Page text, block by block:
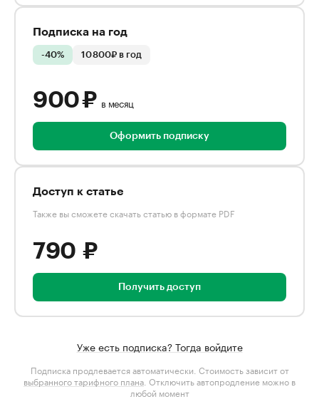
Подписка на год
-40% 10 800₽ в год
900 ₽ в месяц
Оформить подписку
Доступ к статье
Также вы сможете скачать статью в формате PDF
790 ₽
Получить доступ
Уже есть подписка? Тогда войдите
Подписка продлевается автоматически. Стоимость зависит от
выбранного тарифного плана . Отключить автопродление можно в
любой момент